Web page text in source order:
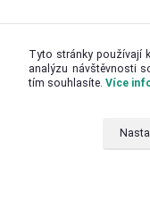
Tyto stránky používají
analýzu návštěvnosti
tím souhlasíte. Více